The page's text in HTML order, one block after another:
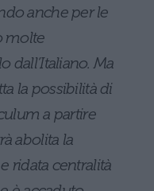
anche per le
molte
dall’Italiano. Ma
la possibilità di
a partire
abolita la
ridata centralità